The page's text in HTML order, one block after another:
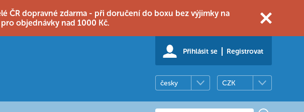
ČR dopravné zdarma - při doručení do boxu bez výjimky na
objednávky nad 1000 Kč.
Přihlásit se Registrovat
česky
CZK